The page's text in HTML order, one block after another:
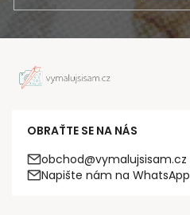
OBRAŤTE SE NA NÁS
obchod@vymalujsisam.cz
Napište nám na WhatsApp